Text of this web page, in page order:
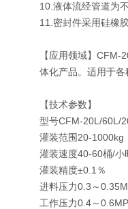
10.液体流经管道为
11.密封件采用硅橡
【应用领域】
体化产品。适用于
【技术参数】
型号CFM-20L/60L/
灌装范围20-1000kg
灌装速度40-60桶/
灌装精度±0.1％
进料压力0.3～
工作压力0.4～